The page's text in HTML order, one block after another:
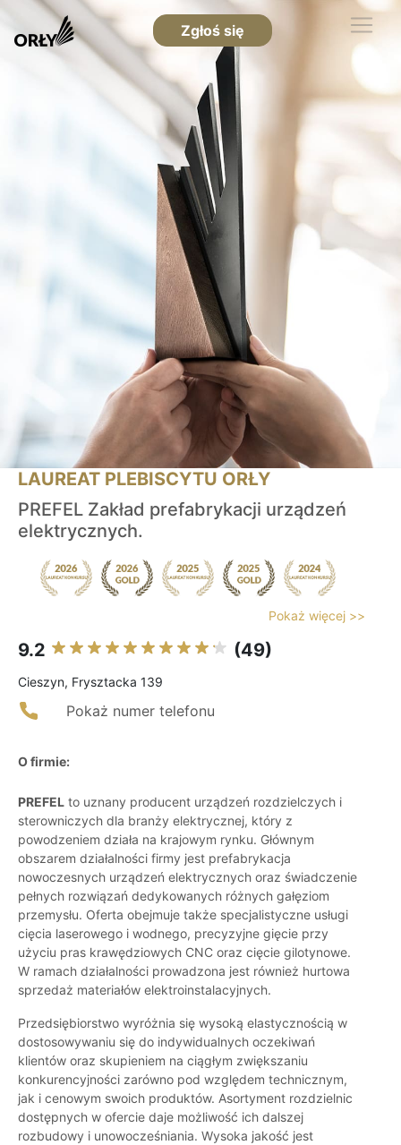
Zgłoś się
LAUREAT PLEBISCYTU ORŁY
PREFEL Zakład prefabrykacji urządzeń
elektrycznych.
Pokaż więcej >>
9.2 (49)
Cieszyn, Frysztacka 139
Pokaż numer telefonu
O firmie:
PREFEL to uznany producent urządzeń rozdzielczych i
sterowniczych dla branży elektrycznej, który z
powodzeniem działa na krajowym rynku. Głównym
obszarem działalności firmy jest prefabrykacja
nowoczesnych urządzeń elektrycznych oraz świadczenie
pełnych rozwiązań dedykowanych różnych gałęziom
przemysłu. Oferta obejmuje także specjalistyczne usługi
cięcia laserowego i wodnego, precyzyjne gięcie przy
użyciu pras krawędziowych CNC oraz cięcie gilotynowe.
W ramach działalności prowadzona jest również hurtowa
sprzedaż materiałów elektroinstalacyjnych.
Przedsiębiorstwo wyróżnia się wysoką elastycznością w
dostosowywaniu się do indywidualnych oczekiwań
klientów oraz skupieniem na ciągłym zwiększaniu
konkurencyjności zarówno pod względem technicznym,
jak i cenowym swoich produktów. Asortyment rozdzielnic
dostępnych w ofercie daje możliwość ich dalszej
rozbudowy i unowocześniania. Wysoka jakość jest